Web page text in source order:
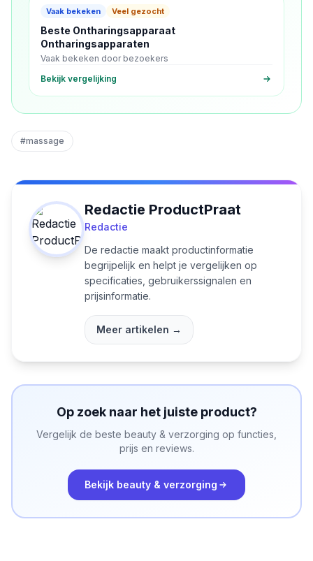
Vaak bekeken Veel gezocht
Beste Ontharingsapparaat
Ontharingsapparaten
Vaak bekeken door bezoekers
Bekijk vergelijking
#massage
Redactie ProductPraat
Redactie
De redactie maakt productinformatie
begrijpelijk en helpt je vergelijken op
specificaties, gebruikerssignalen en
prijsinformatie.
Meer artikelen →
Op zoek naar het juiste product?
Vergelijk de beste beauty & verzorging op functies,
prijs en reviews.
Bekijk beauty & verzorging